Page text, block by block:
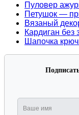
Пуловер
Петушок —
Вязаный
Кардиган без
Шапочка